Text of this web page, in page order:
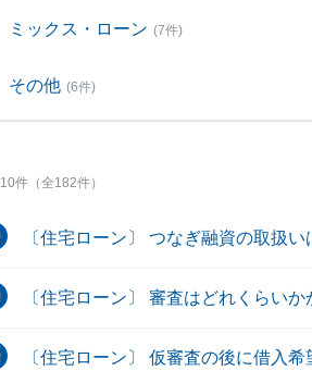
ミックス・ローン (7件)
その他 (6件)
10件（全182件）
〔住宅ローン〕 つなぎ融資の取扱い
〔住宅ローン〕 審査はどれくらいか
〔住宅ローン〕 仮審査の後に借入